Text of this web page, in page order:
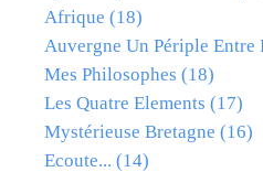
Afrique (18)
Auvergne Un Périple Entre
Mes Philosophes (18)
Les Quatre Elements (17)
Mystérieuse Bretagne (16)
Ecoute... (14)